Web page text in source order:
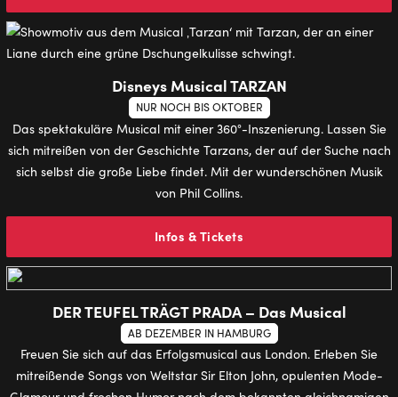
Disneys Musical TARZAN
NUR NOCH BIS OKTOBER
Das spektakuläre Musical mit einer 360°-Inszenierung. Lassen Sie
sich mitreißen von der Geschichte Tarzans, der auf der Suche nach
sich selbst die große Liebe findet. Mit der wunderschönen Musik
von Phil Collins.
Infos & Tickets
DER TEUFEL TRÄGT PRADA – Das Musical
AB DEZEMBER IN HAMBURG
Freuen Sie sich auf das Erfolgsmusical aus London. Erleben Sie
mitreißende Songs von Weltstar Sir Elton John, opulenten Mode-